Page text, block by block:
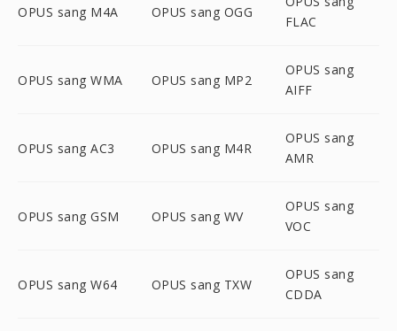
OPUS sang M4A OPUS sang OGG
FLAC
OPUS sang WMA OPUS sang MP2
OPUS sang
AIFF
OPUS sang AC3 OPUS sang M4R
OPUS sang
AMR
OPUS sang GSM OPUS sang WV
OPUS sang
VOC
OPUS sang W64 OPUS sang TXW
OPUS sang
CDDA